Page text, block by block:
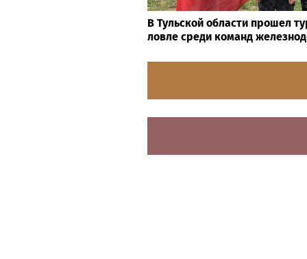
В Тульской области прошел
ловле среди команд